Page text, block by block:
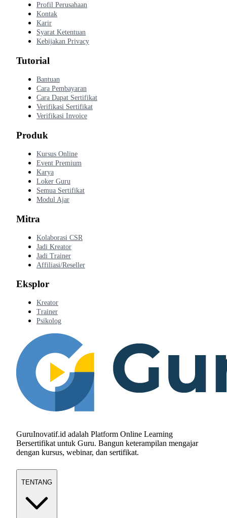
Profil Perusahaan
Kontak
Karir
Syarat Ketentuan
Kebijakan Privacy
Tutorial
Bantuan
Cara Pembayaran
Cara Dapat Sertifikat
Verifikasi Sertifikat
Verifikasi Invoice
Produk
Kursus Online
Event Premium
Karya
Loker Guru
Semua Sertifikat
Modul Ajar
Mitra
Kolaborasi CSR
Jadi Kreator
Jadi Trainer
Affiliasi/Reseller
Eksplor
Kreator
Trainer
Psikolog
GuruInovatif.id adalah Platform Online Learning
Bersertifikat untuk Guru. Bangun keterampilan mengajar
dengan kursus, webinar, dan sertifikat.
TENTANG